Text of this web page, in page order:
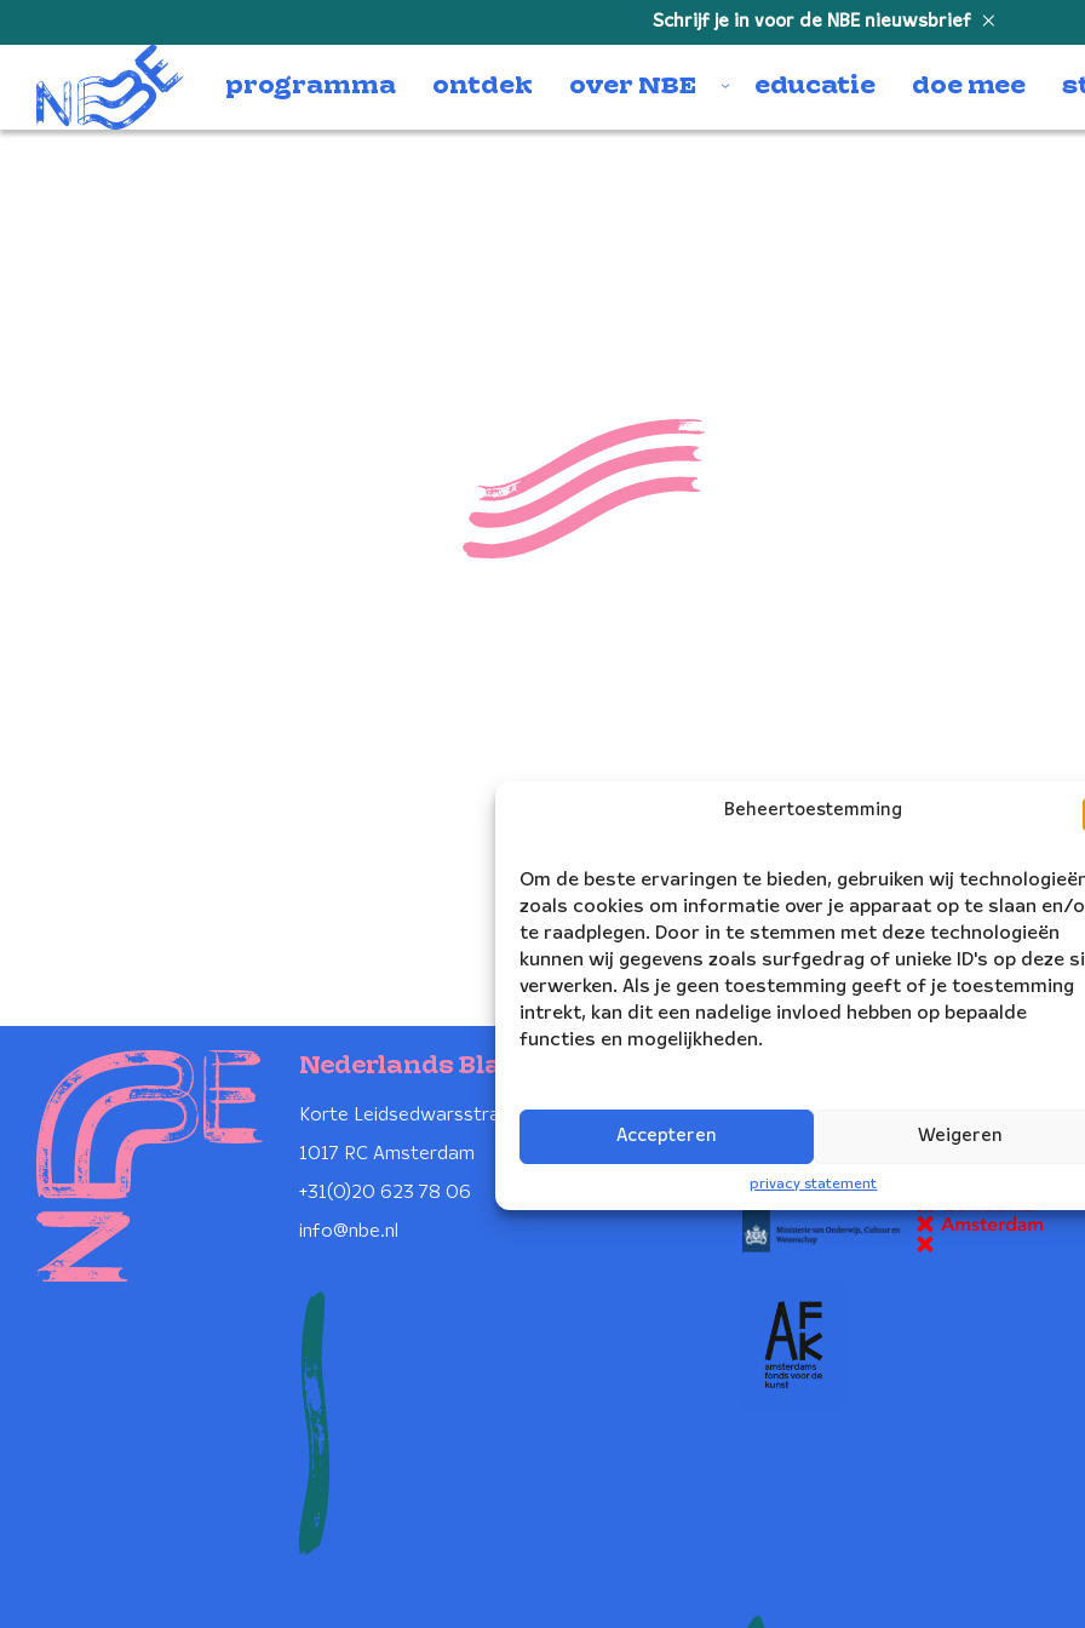
Beheertoestemming
Om de beste ervaringen te bieden, gebruiken wij
zoals cookies om informatie over je apparaat op te slaan en/
te raadplegen. Door in te stemmen met deze technologieën
kunnen wij gegevens zoals surfgedrag of unieke ID's op deze
verwerken. Als je geen toestemming geeft of je toestemming
intrekt, kan dit een nadelige invloed hebben op bepaalde
functies en mogelijkheden.
Accepteren Weigeren
privacy statement
Schrijf je in voor de NBE nieuwsbrief
programma ontdek over NBE educatie doe mee
Nederlands Blazers Ensemble
Korte Leidsedwarsstraat 12
1017 RC Amsterdam
+31(0)20 623 78 06
info@nbe.nl
NBE wordt ondersteund door: